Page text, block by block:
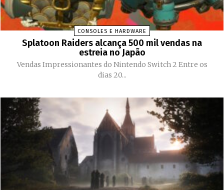
CONSOLES E HARDWARE
Splatoon Raiders alcança 500 mil vendas na
estreia no Japão
Vendas Impressionantes do Nintendo Switch 2 Entre os
dias 20...